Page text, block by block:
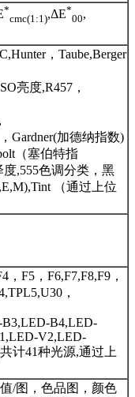
*
cmc(1:1),ΔE*
00,
，Taube,Berger
亮度,R457，
Gardner(加德纳指数)
（塞伯特指
,555色调分类，黑
（通过上位
，F5，F6,F7,F8,F9，
，
B4,LED-
V2,LED-
计41种光源,通过上
/图，色品图，颜色